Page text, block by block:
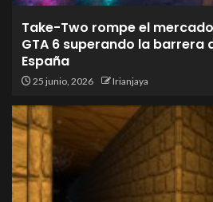
Take-Two rompe el
GTA 6 superando la barrera
España
25 junio, 2026 Irianjaya